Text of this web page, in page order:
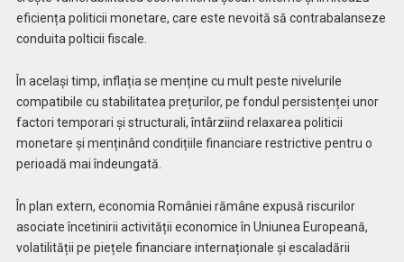
eficiența politicii monetare, care este nevoită să contrabalanseze
conduita polticii fiscale.
În același timp, inflația se menține cu mult peste nivelurile
compatibile cu stabilitatea prețurilor, pe fondul persistenței unor
factori temporari și structurali, întârziind relaxarea politicii
monetare și menținând condițiile financiare restrictive pentru o
perioadă mai îndeungată.
În plan extern, economia României rămâne expusă riscurilor
asociate încetinirii activității economice în Uniunea Europeană,
volatilității pe piețele financiare internaționale și escaladării